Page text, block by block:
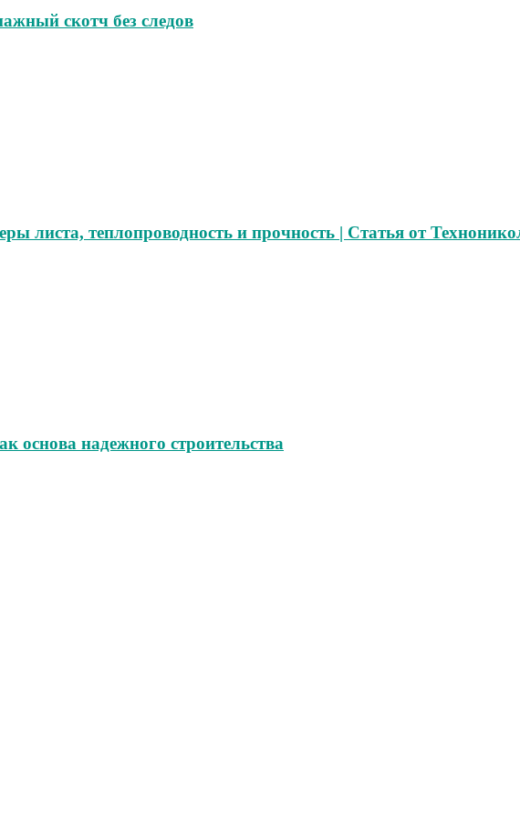
скотч без следов
листа, теплопроводность и прочность | Статья от
основа надежного строительства